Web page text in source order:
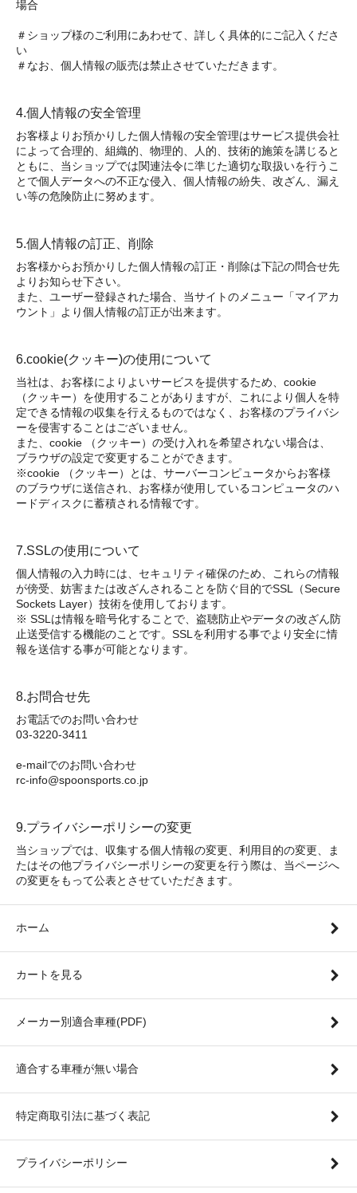
場合
＃ショップ様のご利用にあわせて、詳しく具体的にご記入くださ
い
＃なお、個人情報の販売は禁止させていただきます。
4.個人情報の安全管理
お客様よりお預かりした個人情報の安全管理はサービス提供会社
によって合理的、組織的、物理的、人的、技術的施策を講じると
ともに、当ショップでは関連法令に準じた適切な取扱いを行うこ
とで個人データへの不正な侵入、個人情報の紛失、改ざん、漏え
い等の危険防止に努めます。
5.個人情報の訂正、削除
お客様からお預かりした個人情報の訂正・削除は下記の問合せ先
よりお知らせ下さい。
また、ユーザー登録された場合、当サイトのメニュー「マイアカ
ウント」より個人情報の訂正が出来ます。
6.cookie(クッキー)の使用について
当社は、お客様によりよいサービスを提供するため、cookie
（クッキー）を使用することがありますが、これにより個人を特
定できる情報の収集を行えるものではなく、お客様のプライバシ
ーを侵害することはございません。
また、cookie （クッキー）の受け入れを希望されない場合は、
ブラウザの設定で変更することができます。
※cookie （クッキー）とは、サーバーコンピュータからお客様
のブラウザに送信され、お客様が使用しているコンピュータのハ
ードディスクに蓄積される情報です。
7.SSLの使用について
個人情報の入力時には、セキュリティ確保のため、これらの情報
が傍受、妨害または改ざんされることを防ぐ目的でSSL（Secure
Sockets Layer）技術を使用しております。
※ SSLは情報を暗号化することで、盗聴防止やデータの改ざん防
止送受信する機能のことです。SSLを利用する事でより安全に情
報を送信する事が可能となります。
8.お問合せ先
お電話でのお問い合わせ
03-3220-3411
e-mailでのお問い合わせ
rc-info@spoonsports.co.jp
9.プライバシーポリシーの変更
当ショップでは、収集する個人情報の変更、利用目的の変更、ま
たはその他プライバシーポリシーの変更を行う際は、当ページへ
の変更をもって公表とさせていただきます。
ホーム
カートを見る
メーカー別適合車種(PDF)
適合する車種が無い場合
特定商取引法に基づく表記
プライバシーポリシー